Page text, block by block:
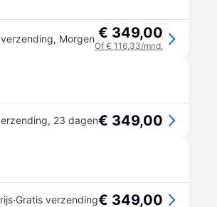
, Morgen € 349,00
Of € 116,33/mnd.
, 23 dagen€ 349,00
·Gratis verzending€ 349,00